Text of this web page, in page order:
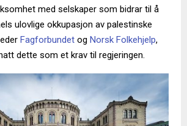
med selskaper som bidrar til å
ulovlige okkupasjon av palestinske
Fagforbundet og Norsk Folkehjelp,
dette som et krav til regjeringen.